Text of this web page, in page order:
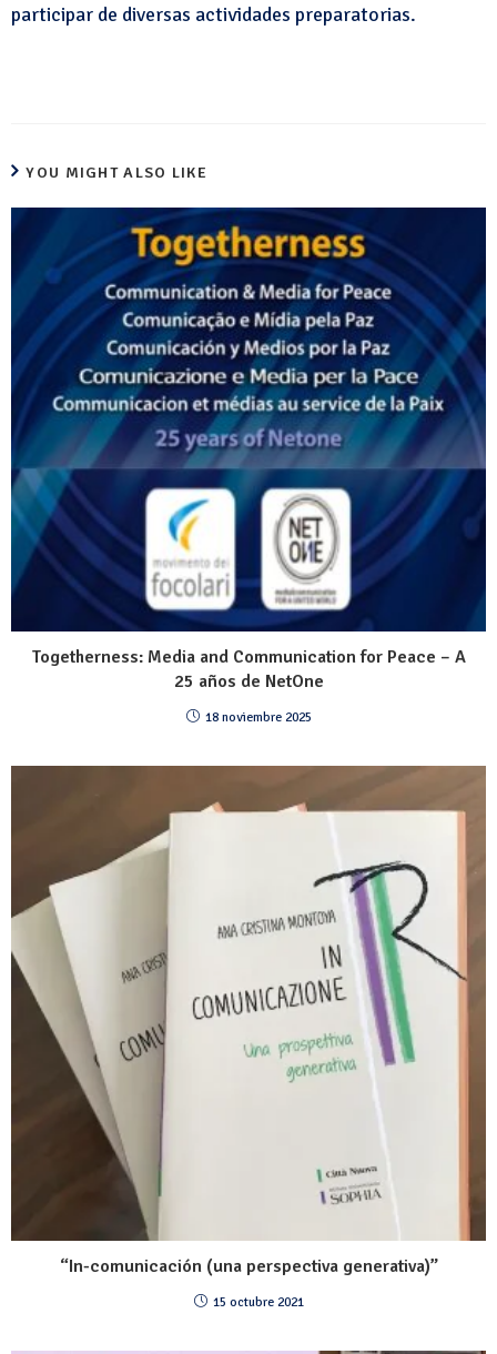
participar de diversas actividades preparatorias.
YOU MIGHT ALSO LIKE
Togetherness: Media and Communication for Peace – A
25 años de NetOne
18 noviembre 2025
“In-comunicación (una perspectiva generativa)”
15 octubre 2021